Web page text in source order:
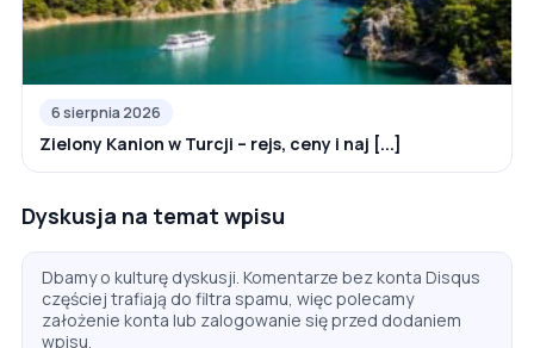
6 sierpnia 2026
Zielony Kanion w Turcji – rejs, ceny i naj [...]
Dyskusja na temat wpisu
Dbamy o kulturę dyskusji. Komentarze bez konta Disqus
częściej trafiają do filtra spamu, więc polecamy
założenie konta lub zalogowanie się przed dodaniem
wpisu.